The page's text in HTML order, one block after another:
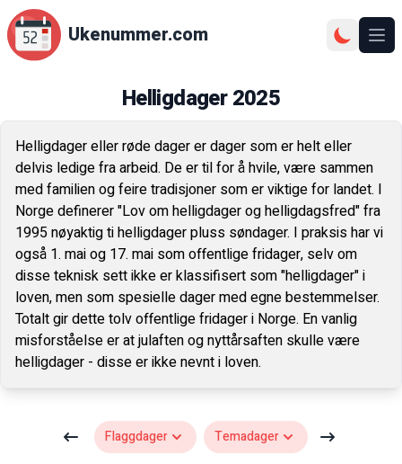
Ukenummer.com
Helligdager2025
Helligdager eller røde dager er dager som er helt eller
delvis ledige fra arbeid. De er til for å hvile, være sammen
med familien og feire tradisjoner som er viktige for landet. I
Norge definerer "Lov om helligdager og helligdagsfred" fra
1995 nøyaktig ti helligdager pluss søndager. I praksis har vi
også 1. mai og 17. mai som offentlige fridager, selv om
disse teknisk sett ikke er klassifisert som "helligdager" i
loven, men som spesielle dager med egne bestemmelser.
Totalt gir dette tolv offentlige fridager i Norge. En vanlig
misforståelse er at julaften og nyttårsaften skulle være
helligdager - disse er ikke nevnt i loven.
Gå til flaggdager
Flaggdager Gå til temadager
Temadager